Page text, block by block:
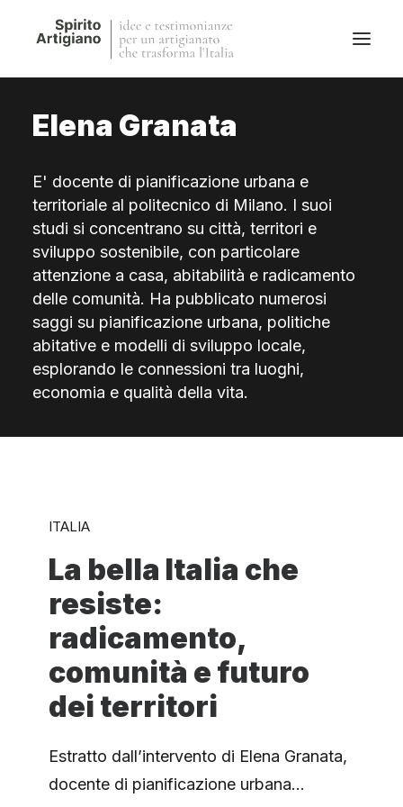
Questo sito
Stories
QFG
Collaborano con noi
Elena Granata
E' docente di pianificazione urbana e
territoriale al politecnico di Milano. I suoi
studi si concentrano su città, territori e
sviluppo sostenibile, con particolare
attenzione a casa, abitabilità e radicamento
delle comunità. Ha pubblicato numerosi
saggi su pianificazione urbana, politiche
abitative e modelli di sviluppo locale,
esplorando le connessioni tra luoghi,
economia e qualità della vita.
ITALIA
La bella Italia che
resiste:
radicamento,
comunità e futuro
dei territori
Estratto dall’intervento di Elena Granata,
docente di pianificazione urbana…